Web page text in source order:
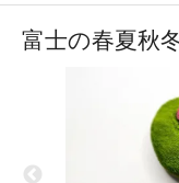
富士の春夏秋